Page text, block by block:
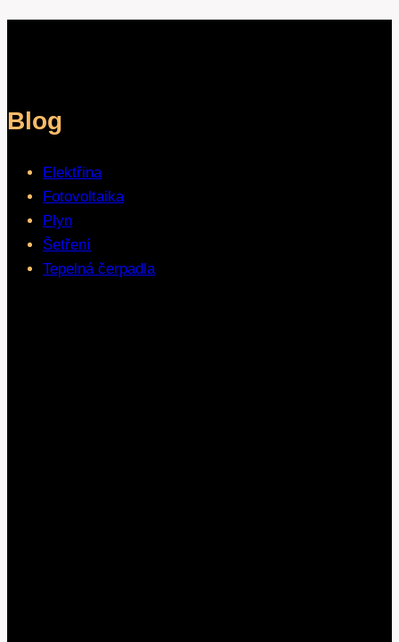
Blog
Elektřina
Fotovoltaika
Plyn
Šetření
Tepelná čerpadla